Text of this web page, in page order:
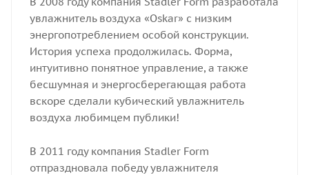
увлажнитель воздуха «Oskar» с низким
энергопотреблением особой конструкции.
История успеха продолжилась. Форма,
интуитивно понятное управление, а также
бесшумная и энергосберегающая работа
вскоре сделали кубический увлажнитель
воздуха любимцем публики!
В 2011 году компания Stadler Form
отпраздновала победу увлажнителя